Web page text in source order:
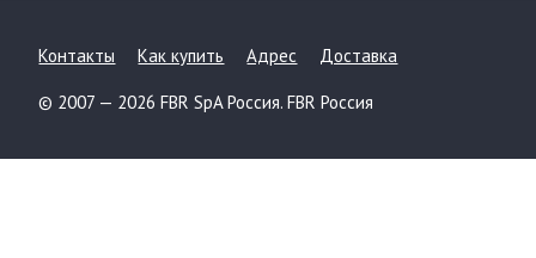
Контакты Как купить Адрес Доставка
© 2007 — 2026 FBR SpA Россия. FBR Россия